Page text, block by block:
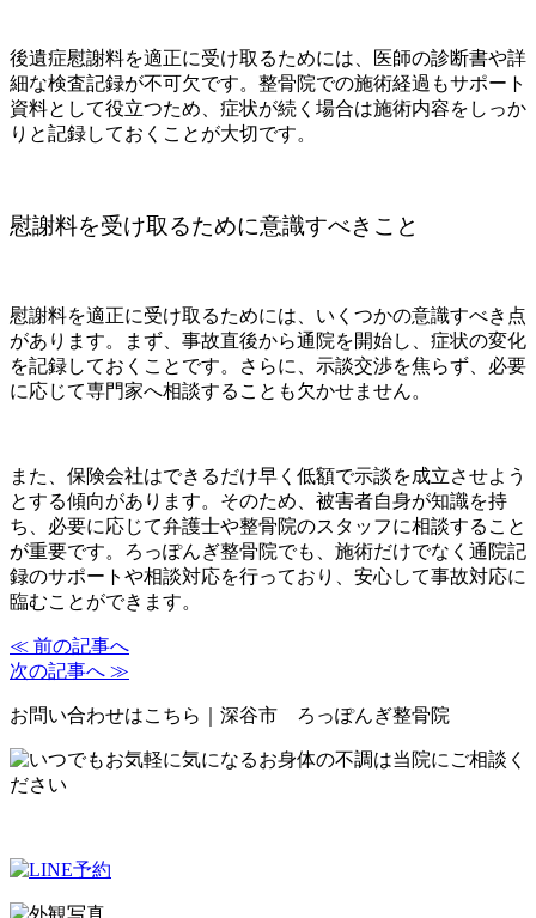
後遺症慰謝料を適正に受け取るためには、医師の診断書や詳
細な検査記録が不可欠です。整骨院での施術経過もサポート
資料として役立つため、症状が続く場合は施術内容をしっか
りと記録しておくことが大切です。
慰謝料を受け取るために意識すべきこと
慰謝料を適正に受け取るためには、いくつかの意識すべき点
があります。まず、事故直後から通院を開始し、症状の変化
を記録しておくことです。さらに、示談交渉を焦らず、必要
に応じて専門家へ相談することも欠かせません。
また、保険会社はできるだけ早く低額で示談を成立させよう
とする傾向があります。そのため、被害者自身が知識を持
ち、必要に応じて弁護士や整骨院のスタッフに相談すること
が重要です。ろっぽんぎ整骨院でも、施術だけでなく通院記
録のサポートや相談対応を行っており、安心して事故対応に
臨むことができます。
≪ 前の記事へ
次の記事へ ≫
お問い合わせはこちら｜深谷市 ろっぽんぎ整骨院